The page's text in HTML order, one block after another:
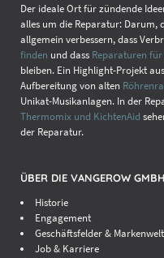
Der ideale Ort für zündende
alles um die Reparatur: Darum,
allgemein verbessern, dass
finden und dass Reparaturen
bleiben. Ein Highlight-Projekt
Aufbereitung von alten
Unikat-Musikanlagen. In der
Thermomix und KichtenAid
der Reparatur.
ÜBER DIE VANGEROW GMBH
Historie
Engagement
Geschäftsfelder & Markenwelt
Job & Karriere